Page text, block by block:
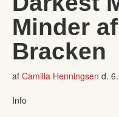
Minder
Bracken
af Camilla Henningsen d.
Info